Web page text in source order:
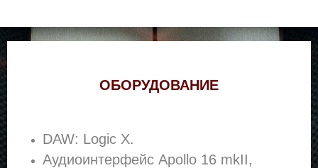
ОБОРУДОВАНИЕ
DAW: Logic X.
Аудиоинтерфейс Apollo 16 mkII,